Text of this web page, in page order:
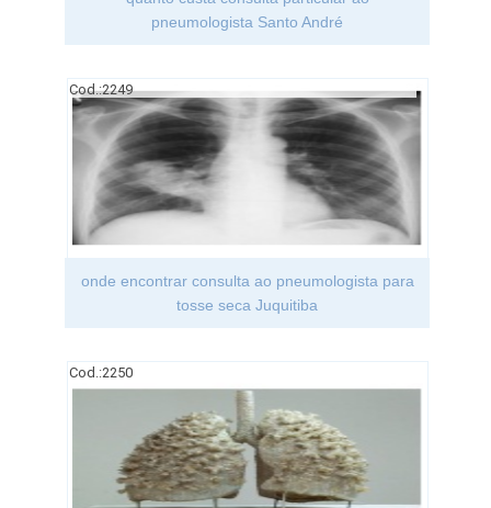
pneumologista Santo André
Cod.:2249
onde encontrar consulta ao pneumologista para
tosse seca Juquitiba
Cod.:2250